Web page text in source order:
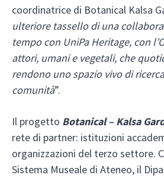
coordinatrice di Botanical Kalsa
ulteriore tassello di una
tempo con UniPa Heritage, con
attori, umani e vegetali, che
rendono uno spazio vivo di
comunità”.
Il progetto Botanical – Kalsa
rete di partner: istituzioni
organizzazioni del terzo settore.
Sistema Museale di Ateneo, il